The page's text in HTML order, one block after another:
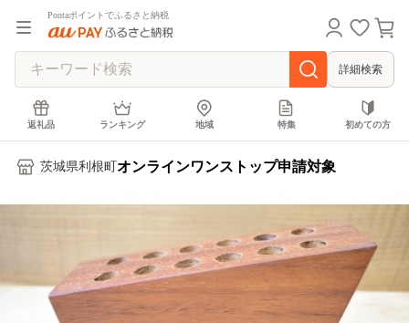
Pontaポイントでふるさと納税
詳細検索
返礼品 ランキング 地域 特集 初めての方
茨城県利根町 オンラインワンストップ申請対象